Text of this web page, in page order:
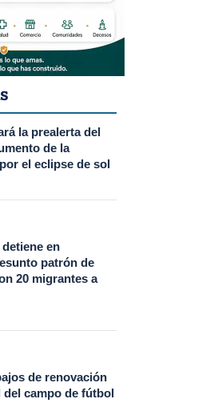
la prealerta del
de la
el eclipse de sol
en
patrón de
20 migrantes a
de renovación
campo de fútbol